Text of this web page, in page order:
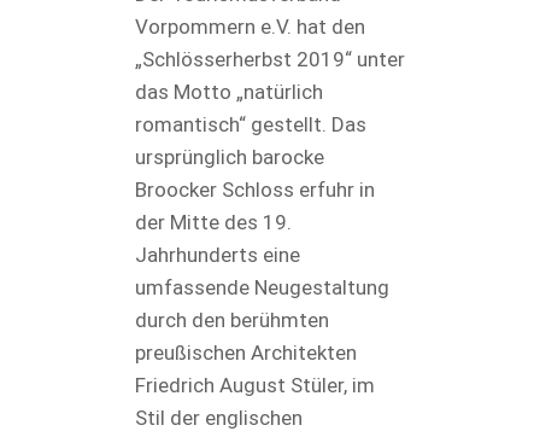
Vorpommern e.V. hat den
„Schlösserherbst 2019“ unter
das Motto „natürlich
romantisch“ gestellt. Das
ursprünglich barocke
Broocker Schloss erfuhr in
der Mitte des 19.
Jahrhunderts eine
umfassende Neugestaltung
durch den berühmten
preußischen Architekten
Friedrich August Stüler, im
Stil der englischen